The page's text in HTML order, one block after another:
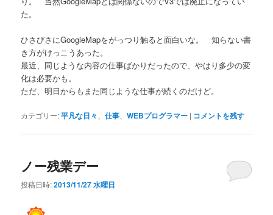
た。
ひさびさにGoogleMapをがっつり触ると面白いな。 知らない書
き方がけっこうあった。
最近、同じような内容の仕事ばかりだったので、やはり多少の変
化は必要かも。
ただ、明日からもまた同じような仕事が続くのだけど。
カテゴリー:平凡な日々 、仕事 、WEBプログラマー | コメントを残す
ノー残業デー
投稿日時:2013/11/27 水曜日